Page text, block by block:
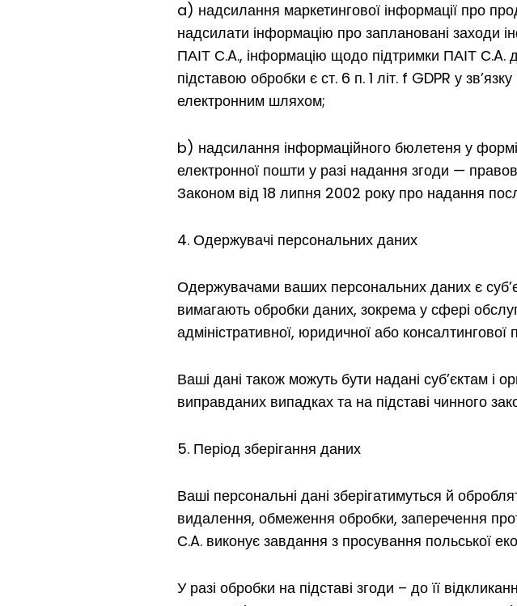
a) надсилання маркетингової інформації про
надсилати інформацію про заплановані заходи
ПАІТ С.A., інформацію щодо підтримки ПАІТ С.A.
підставою обробки є ст. 6 п. 1 літ. f GDPR у
електронним шляхом;
b) надсилання інформаційного бюлетеня у
електронної пошти у разі надання згоди —
Законом від 18 липня 2002 року про надання
Одержувачі персональних даних
Одержувачами ваших персональних даних є
вимагають обробки даних, зокрема у сфері
адміністративної, юридичної або консалтингової
Ваші дані також можуть бути надані суб’єктам і
виправданих випадках та на підставі чинного
Період зберігання даних
Ваші персональні дані зберігатимуться й
видалення, обмеження обробки, заперечення
С.A. виконує завдання з просування польської
У разі обробки на підставі згоди – до її